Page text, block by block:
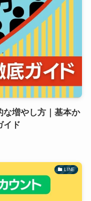
な増やし方｜基本か
イド
LINE